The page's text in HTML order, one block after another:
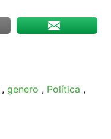
, genero , Política ,